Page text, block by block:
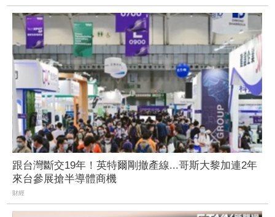
跟台灣斷交19年！英特爾剛撤產線...哥斯大黎加連2年
來台參展搶半導體商機
財經